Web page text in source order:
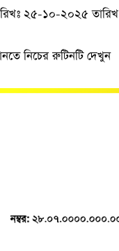
২৫-১০-২০২৫ তারিখ
নিচের রুটিনটি দেখুন